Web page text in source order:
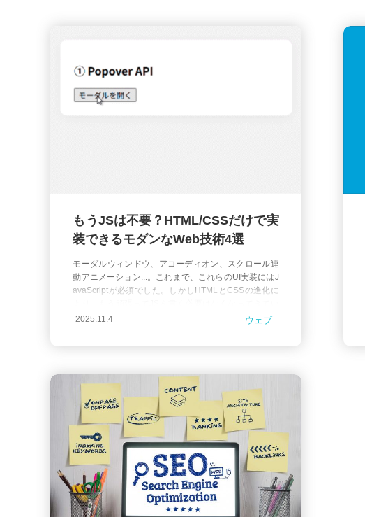
もうJSは不要？HTML/CSSだけで実
装できるモダンなWeb技術4選
モーダルウィンドウ、アコーディオン、スクロール連
動アニメーション...。これまで、これらのUI実装にはJ
avaScriptが必須でした。しかしHTMLとCSSの進化に
るかもしれません。 今回は、そんな JavaScriptを使わ
ずにHTMLとCSSだけで実装できるようになったモダ
2025.11.4 ウェブ